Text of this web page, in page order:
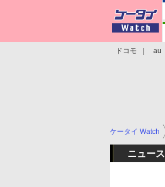
ドコモ au
ケータイ Watch
ニュース